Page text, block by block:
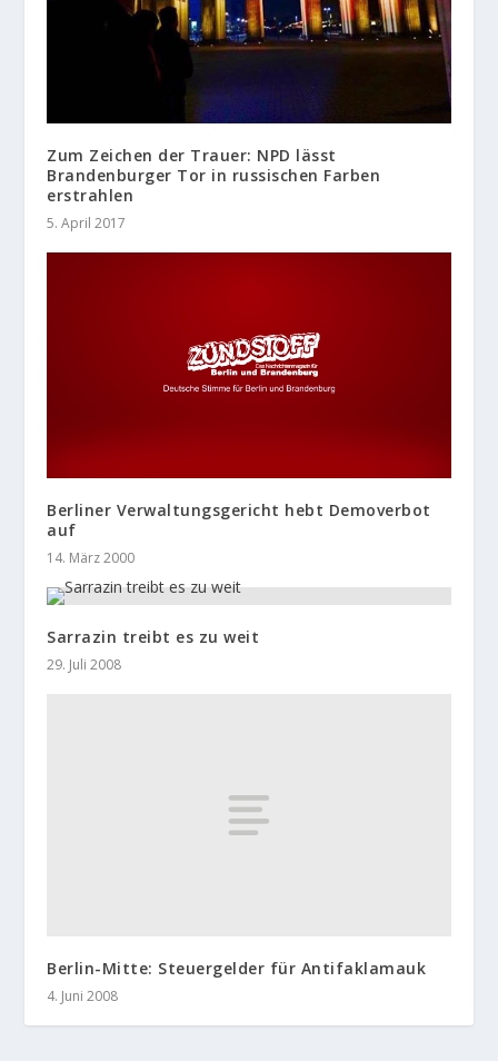
Zum Zeichen der Trauer: NPD lässt
Brandenburger Tor in russischen Farben
erstrahlen
5. April 2017
Berliner Verwaltungsgericht hebt Demoverbot
auf
14. März 2000
Sarrazin treibt es zu weit
29. Juli 2008
Berlin-Mitte: Steuergelder für Antifaklamauk
4. Juni 2008